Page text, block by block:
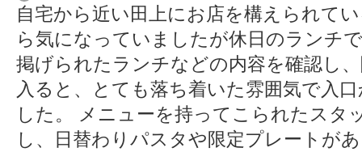
自宅から近い田上にお店を構えられて
ら気になっていましたが休日のランチ
掲げられたランチなどの内容を確認し
入ると、とても落ち着いた雰囲気で入
した。 メニューを持ってこられたスタ
し、日替わりパスタや限定プレートが